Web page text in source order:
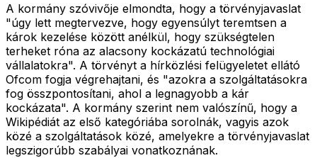
A kormány szóvivője elmondta, hogy a törvényjavaslat
"úgy lett megtervezve, hogy egyensúlyt teremtsen a
károk kezelése között anélkül, hogy szükségtelen
terheket róna az alacsony kockázatú technológiai
vállalatokra". A törvényt a hírközlési felügyeletet ellátó
Ofcom fogja végrehajtani, és "azokra a szolgáltatásokra
fog összpontosítani, ahol a legnagyobb a kár
kockázata". A kormány szerint nem valószínű, hogy a
Wikipédiát az első kategóriába sorolnák, vagyis azok
közé a szolgáltatások közé, amelyekre a törvényjavaslat
legszigorúbb szabályai vonatkoznának.